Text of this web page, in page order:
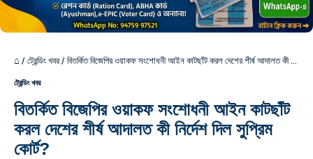
⌂ / ট্রেন্ডিং খবর / বিতর্কিত বিজেপির ওয়াকফ সংশোধনী আইন কাটছাঁট করল দেশের শীর্ষ আদালত কী নির্দেশ দিল সুপ্রিম কোর্ট?
ট্রেন্ডিং খবর
বিতর্কিত বিজেপির ওয়াকফ সংশোধনী আইন কাটছাঁট
করল দেশের শীর্ষ আদালত কী নির্দেশ দিল সুপ্রিম
কোর্ট?